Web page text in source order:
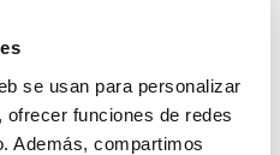
se usan para personalizar
funciones de redes
Además, compartimos